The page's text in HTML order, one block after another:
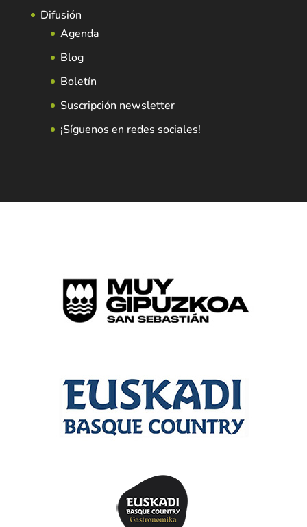
Difusión
Agenda
Blog
Boletín
Suscripción newsletter
¡Síguenos en redes sociales!